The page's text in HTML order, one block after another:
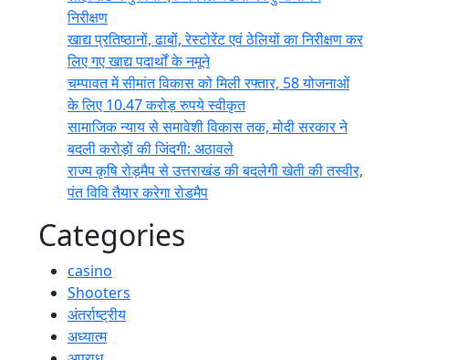
निरीक्षण
खाद्य प्रतिष्ठानों, ढाबों, रेस्टोरेंट एवं ठेलियों का निरीक्षण कर
लिए गए खाद्य पदार्थों के नमूने
चम्पावत में सीमांत विकास को मिली रफ्तार, 58 योजनाओं
के लिए 10.47 करोड़ रुपये स्वीकृत
सामाजिक न्याय से समावेशी विकास तक, मोदी सरकार ने
बदली करोड़ों की जिंदगी: अठावले
राज्य कृषि रोड़मैप से उत्तराखंड की बदलेगी खेती की तस्वीर,
पंत विवि तैयार करेगा रोडमैप
Categories
casino
Shooters
अंतर्राष्ट्रीय
अध्यात्म